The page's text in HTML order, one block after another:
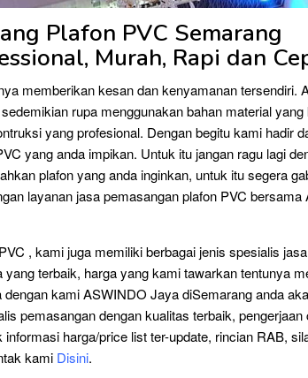
Plafon PVC Semarang
Murah, Rapi dan
memberikan kesan dan kenyamanan tersendiri.
rupa menggunakan bahan material
yang profesional. Dengan begitu kami hadir
yang anda impikan. Untuk itu jangan ragu lagi
plafon yang anda inginkan, untuk itu segera
layanan jasa pemasangan plafon PVC bersama
, kami juga memiliki berbagai jenis spesialis jasa
yang terbaik, harga yang kami tawarkan tentunya
kami ASWINDO Jaya diSemarang anda
pemasangan dengan kualitas terbaik, pengerjaan
harga/price list ter-update, rincian RAB,
kami Disini.